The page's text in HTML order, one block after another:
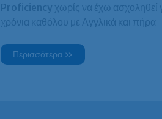
Proficiency χωρίς να έχω ασχοληθεί
χρόνια καθόλου με Αγγλικά και πήρα
Αργυρώ
Μπελέση,
Περισσότερα »